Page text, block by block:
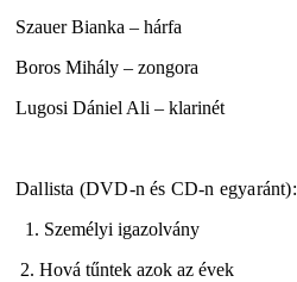
Szauer Bianka – hárfa
Boros Mihály – zongora
Lugosi Dániel Ali – klarinét
Dallista (DVD-n és CD-n egyaránt):
1. Személyi igazolvány
2. Hová tűntek azok az évek